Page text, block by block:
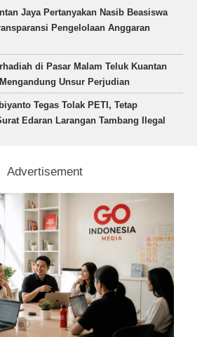
Jaya Pertanyakan Nasib Beasiswa
Pengelolaan Anggaran
di Pasar Malam Teluk Kuantan
Unsur Perjudian
Tegas Tolak PETI, Tetap
Edaran Larangan Tambang Ilegal
Advertisement